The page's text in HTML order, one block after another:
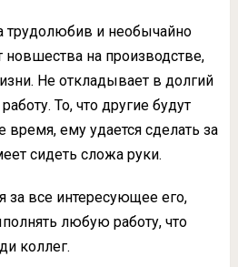
трудолюбив и необычайно
на производстве,
Не откладывает в долгий
То, что другие будут
время, ему удается сделать за
сидеть сложа руки.
за все интересующее его,
любую работу, что
коллег.